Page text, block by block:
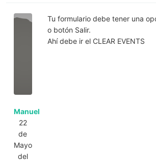
Manuel
22
de
Mayo
del
Tu formulario debe tener una
o botón Salir.
Ahí debe ir el CLEAR EVENTS